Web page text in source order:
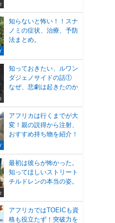
知らないと怖い！！スナ
ノミの症状、治療、予防
法まとめ。
知っておきたい、ルワン
ダジェノサイドの話①
なぜ、悲劇は起きたのか
アフリカは行くまでが大
変！親の説得から注射、
おすすめ持ち物を紹介！
最初は彼らが怖かった。
知ってほしいストリート
チルドレンの本当の姿。
アフリカではTOEICも資
格も役立たず！突破力を